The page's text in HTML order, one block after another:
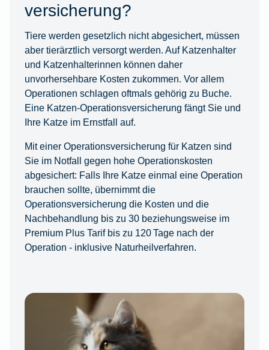
versicherung?
Tiere werden gesetzlich nicht abgesichert, müssen
aber tierärztlich versorgt werden. Auf Katzenhalter
und Katzenhalterinnen können daher
unvorhersehbare Kosten zukommen. Vor allem
Operationen schlagen oftmals gehörig zu Buche.
Eine Katzen-Operationsversicherung fängt Sie und
Ihre Katze im Ernstfall auf.
Mit einer Operationsversicherung für Katzen sind
Sie im Notfall gegen hohe Operationskosten
abgesichert: Falls Ihre Katze einmal eine Operation
brauchen sollte, übernimmt die
Operationsversicherung die Kosten und die
Nachbehandlung bis zu 30 beziehungsweise im
Premium Plus Tarif bis zu 120 Tage nach der
Operation - inklusive Naturheilverfahren.